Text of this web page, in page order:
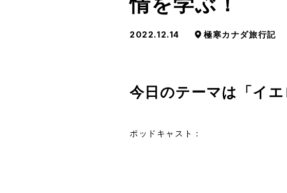
2022.12.14 極寒カナダ旅行記
今日のテーマは「イエ
ポッドキャスト：